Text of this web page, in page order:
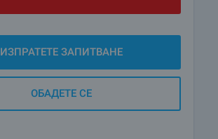
ИЗПРАТЕТЕ ЗАПИТВАНЕ
ОБАДЕТЕ СЕ